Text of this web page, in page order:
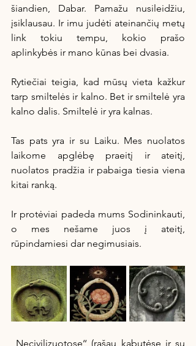
šiandien, Dabar. Pamažu nusileidžiu,
įsiklausau. Ir imu judėti ateinančių metų
link tokiu tempu, kokio prašo
aplinkybės ir mano kūnas bei dvasia.
Rytiečiai teigia, kad mūsų vieta kažkur
tarp smiltelės ir kalno. Bet ir smiltelė yra
kalno dalis. Smiltelė ir yra kalnas.
Tas pats yra ir su Laiku. Mes nuolatos
laikome apglėbę praeitį ir ateitį,
nuolatos pradžia ir pabaiga tiesia viena
kitai ranką.
Ir protėviai padeda mums Sodininkauti,
o mes nešame juos į ateitį,
rūpindamiesi dar negimusiais.
,,Necivilizuotose‘‘ (rašau kabutėse ir su